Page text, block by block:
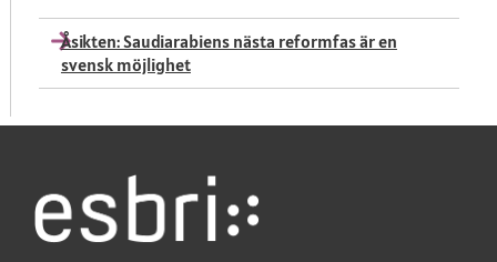
Åsikten: Saudiarabiens nästa reformfas är en
svensk möjlighet